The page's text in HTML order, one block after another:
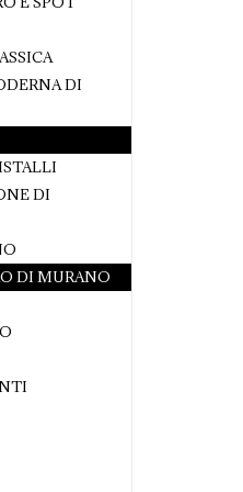
DI
DI
DI MURANO